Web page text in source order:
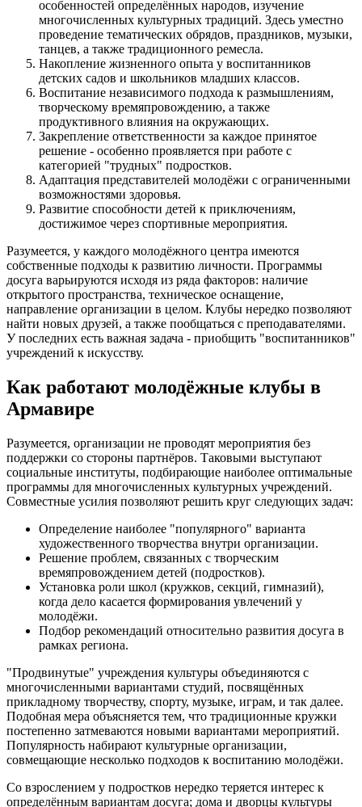
особенностей определённых народов, изучение
многочисленных культурных традиций. Здесь уместно
проведение тематических обрядов, праздников, музыки,
танцев, а также традиционного ремесла.
Накопление жизненного опыта у воспитанников
детских садов и школьников младших классов.
Воспитание независимого подхода к размышлениям,
творческому времяпровождению, а также
продуктивного влияния на окружающих.
Закрепление ответственности за каждое принятое
решение - особенно проявляется при работе с
категорией "трудных" подростков.
Адаптация представителей молодёжи с ограниченными
возможностями здоровья.
Развитие способности детей к приключениям,
достижимое через спортивные мероприятия.
Разумеется, у каждого молодёжного центра имеются
собственные подходы к развитию личности. Программы
досуга варьируются исходя из ряда факторов: наличие
открытого пространства, техническое оснащение,
направление организации в целом. Клубы нередко позволяют
найти новых друзей, а также пообщаться с преподавателями.
У последних есть важная задача - приобщить "воспитанников"
учреждений к искусству.
Как работают молодёжные клубы в
Армавире
Разумеется, организации не проводят мероприятия без
поддержки со стороны партнёров. Таковыми выступают
социальные институты, подбирающие наиболее оптимальные
программы для многочисленных культурных учреждений.
Совместные усилия позволяют решить круг следующих задач:
Определение наиболее "популярного" варианта
художественного творчества внутри организации.
Решение проблем, связанных с творческим
времяпровождением детей (подростков).
Установка роли школ (кружков, секций, гимназий),
когда дело касается формирования увлечений у
молодёжи.
Подбор рекомендаций относительно развития досуга в
рамках региона.
"Продвинутые" учреждения культуры объединяются с
многочисленными вариантами студий, посвящённых
прикладному творчеству, спорту, музыке, играм, и так далее.
Подобная мера объясняется тем, что традиционные кружки
постепенно затмеваются новыми вариантами мероприятий.
Популярность набирают культурные организации,
совмещающие несколько подходов к воспитанию молодёжи.
Со взрослением у подростков нередко теряется интерес к
определённым вариантам досуга; дома и дворцы культуры